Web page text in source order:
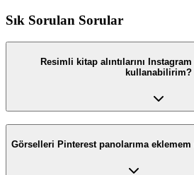
Sık Sorulan Sorular
Resimli kitap alıntılarını
kullanabilirim?
Görselleri Pinterest panolarıma